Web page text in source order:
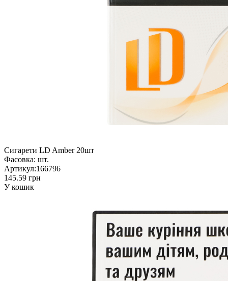
Сигарети LD Amber 20шт
Фасовка: шт.
Артикул:166796
145.59 грн
У кошик